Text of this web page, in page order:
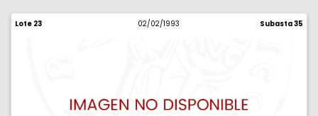
Lote 23 02/02/1993 Subasta 35